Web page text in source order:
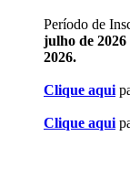
Período de
julho de 2026
2026.
Clique aqui
Clique aqui